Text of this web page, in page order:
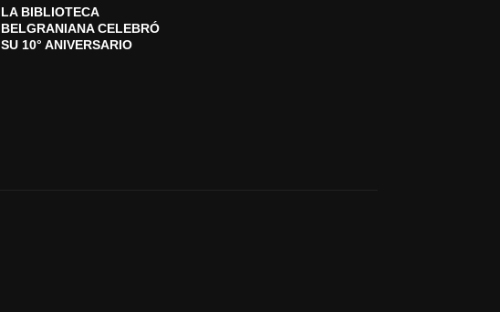
LA BIBLIOTECA
BELGRANIANA CELEBRÓ
SU 10° ANIVERSARIO